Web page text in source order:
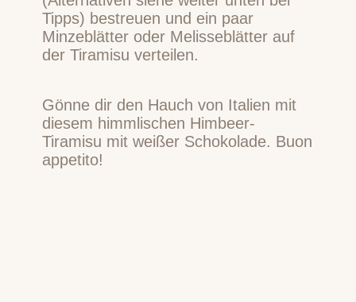
Tipps) bestreuen und ein paar
Minzeblätter oder Melisseblätter auf
der Tiramisu verteilen.
Gönne dir den Hauch von Italien mit
diesem himmlischen Himbeer-
Tiramisu mit weißer Schokolade. Buon
appetito!